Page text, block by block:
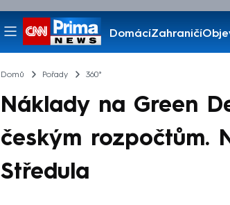
DomácíZahraničí
Pořady
Domů Pořady 360°
Náklady na Green
českým rozpočtům.
Středula